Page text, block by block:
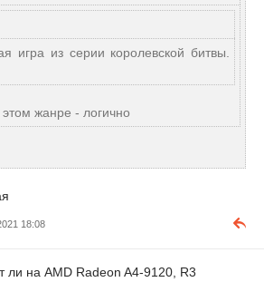
игра из серии королевской битвы.
жанре - логично
18:08
ли на AMD Radeon A4-9120, R3